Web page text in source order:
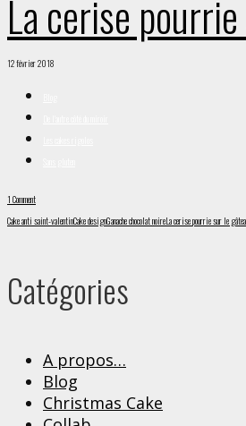
La cerise
12 février 2018
1 Comment
Cake anti saint-valentinCake designGanache chocolat noireLa cerise pourrie sur le
Catégories
A propos…
Blog
Christmas Cake